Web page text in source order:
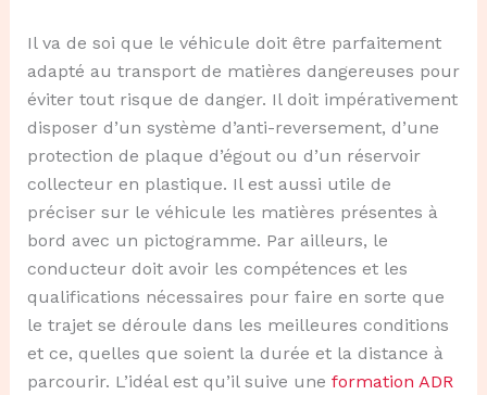
Il va de soi que le véhicule doit être parfaitement
adapté au transport de matières dangereuses pour
éviter tout risque de danger. Il doit impérativement
disposer d’un système d’anti-reversement, d’une
protection de plaque d’égout ou d’un réservoir
collecteur en plastique. Il est aussi utile de
préciser sur le véhicule les matières présentes à
bord avec un pictogramme. Par ailleurs, le
conducteur doit avoir les compétences et les
qualifications nécessaires pour faire en sorte que
le trajet se déroule dans les meilleures conditions
et ce, quelles que soient la durée et la distance à
parcourir. L’idéal est qu’il suive une formation ADR